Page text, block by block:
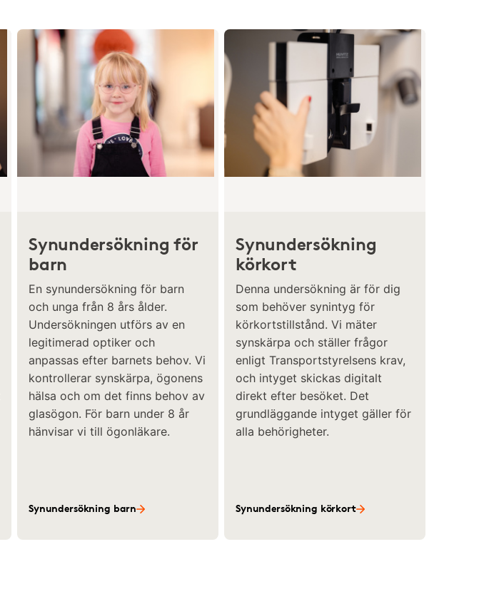
Synundersökning för
barn
En synundersökning för barn
och unga från 8 års ålder.
Undersökningen utförs av en
legitimerad optiker och
anpassas efter barnets behov. Vi
kontrollerar synskärpa, ögonens
hälsa och om det finns behov av
glasögon. För barn under 8 år
hänvisar vi till ögonläkare.
Synundersökning barn
Synundersökning
körkort
Denna undersökning är för dig
som behöver synintyg för
körkortstillstånd. Vi mäter
synskärpa och ställer frågor
enligt Transportstyrelsens krav,
och intyget skickas digitalt
direkt efter besöket. Det
grundläggande intyget gäller för
alla behörigheter.
Synundersökning körkort